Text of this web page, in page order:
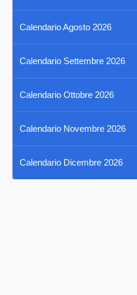
Calendario Agosto 2026
Calendario Settembre 2026
Calendario Ottobre 2026
Calendario Novembre 2026
Calendario Dicembre 2026